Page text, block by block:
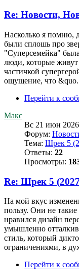
Re: Новости,
Насколько я помню,
были сплошь про
"Суперсемейка"
люди, которые живут
частичкой
ощущение, что
Перейти к
Макс
Вс 21 июн
Форум:
Тема: Шрек 5
Ответы: 22
Просмотры:
Re: Шрек 5
На мой вкус
пользу. Они не
нравился дизайн
умышленно
стиль, который
ограничениями, в
Перейти к